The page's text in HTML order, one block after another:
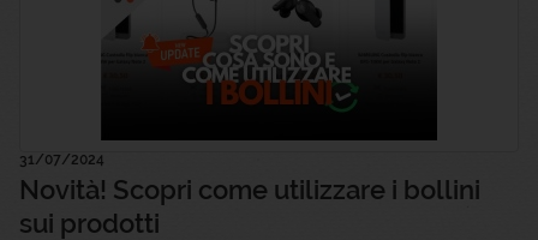
31/07/2024
Novità! Scopri come utilizzare i bollini
sui prodotti